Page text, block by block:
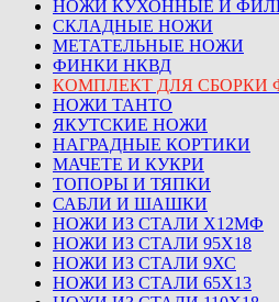
НОЖИ КУХОННЫЕ И
СКЛАДНЫЕ НОЖИ
МЕТАТЕЛЬНЫЕ НОЖИ
ФИНКИ НКВД
КОМПЛЕКТ ДЛЯ СБОРКИ
НОЖИ ТАНТО
ЯКУТСКИЕ НОЖИ
НАГРАДНЫЕ КОРТИКИ
МАЧЕТЕ И КУКРИ
ТОПОРЫ И ТЯПКИ
САБЛИ И ШАШКИ
НОЖИ ИЗ СТАЛИ Х12МФ
НОЖИ ИЗ СТАЛИ 95Х18
НОЖИ ИЗ СТАЛИ 9ХС
НОЖИ ИЗ СТАЛИ 65Х13